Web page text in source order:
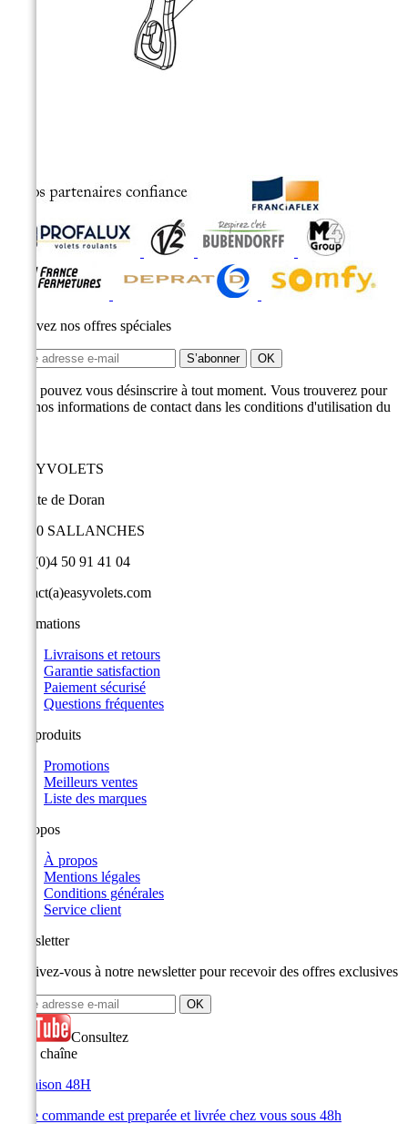
Recevez nos offres spéciales
Vous pouvez vous désinscrire à tout moment. Vous trouverez pour
cela nos informations de contact dans les conditions d'utilisation du
EASYVOLETS
9 route de Doran
74700 SALLANCHES
+33 (0)4 50 91 41 04
contact(a)easyvolets.com
Informations
Livraisons et retours
Garantie satisfaction
Paiement sécurisé
Questions fréquentes
Nos produits
Promotions
Meilleurs ventes
Liste des marques
A propos
À propos
Mentions légales
Conditions générales
Service client
Newsletter
Inscrivez-vous à notre newsletter pour recevoir des offres exclusives
Consultez
notre chaîne
Livraison 48H
Votre commande est preparée et livrée chez vous sous 48h